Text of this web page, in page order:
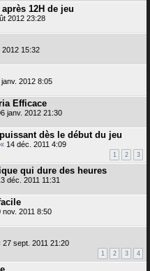
12H de jeu
2012 23:28
2012 15:32
janv. 2012 8:05
Efficace
janv. 2012 21:30
dès le début du jeu
« 14 déc. 2011 4:09
1 2 3
qui dure des heures
déc. 2011 11:31
nov. 2011 8:50
27 sept. 2011 21:20
1 2 3 4